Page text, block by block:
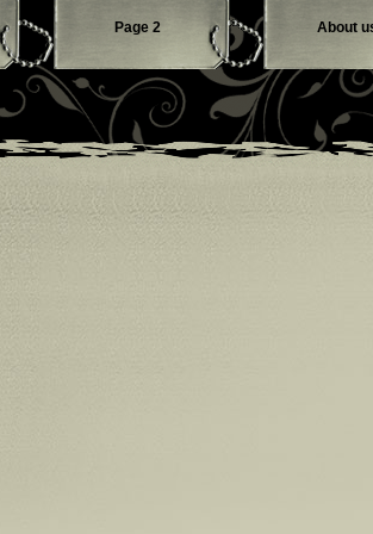
Page 2 About